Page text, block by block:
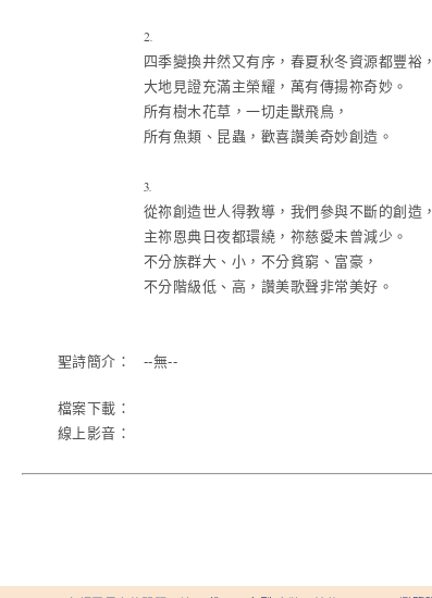
2.
四季變換井然又有序，春夏秋冬資源都豐裕，
大地見證充滿主榮耀，萬有傳揚祢奇妙。
所有樹木花草，一切走獸飛鳥，
所有魚類、昆蟲，歡喜讚美奇妙創造。
3.
從祢創造世人得教導，我們參與不斷的創造，
主祢恩典日夜都環繞，祢慈愛未曾減少。
不分族群大、小，不分貧窮、富豪，
不分階級低、高，讚美歌聲非常美好。
聖詩簡介： --無--
檔案下載：
線上影音：